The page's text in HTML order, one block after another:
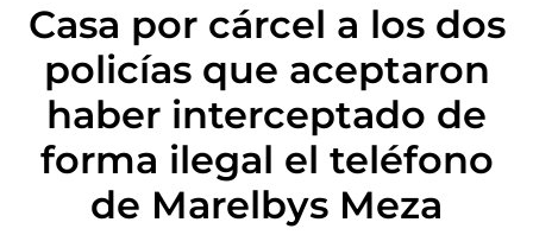
Casa por cárcel a los dos
policías que aceptaron
haber interceptado de
forma ilegal el teléfono
de Marelbys Meza